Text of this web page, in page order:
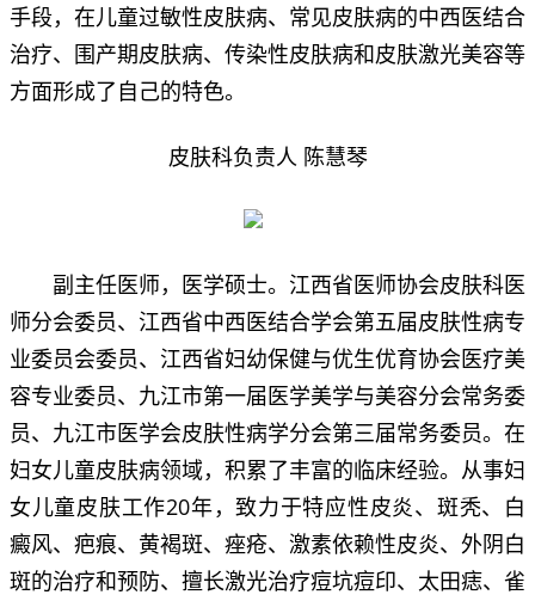
手段，在儿童过敏性皮肤病、常见皮肤病的中西医结合
治疗、围产期皮肤病、传染性皮肤病和皮肤激光美容等
方面形成了自己的特色。
皮肤科负责人 陈慧琴
副主任医师，医学硕士。江西省医师协会皮肤科医
师分会委员、江西省中西医结合学会第五届皮肤性病专
业委员会委员、江西省妇幼保健与优生优育协会医疗美
容专业委员、九江市第一届医学美学与美容分会常务委
员、九江市医学会皮肤性病学分会第三届常务委员。在
妇女儿童皮肤病领域，积累了丰富的临床经验。从事妇
女儿童皮肤工作20年，致力于特应性皮炎、斑秃、白
癜风、疤痕、黄褐斑、痤疮、激素依赖性皮炎、外阴白
斑的治疗和预防、擅长激光治疗痘坑痘印、太田痣、雀